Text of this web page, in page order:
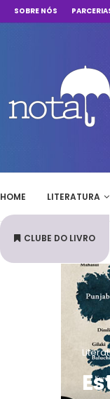
SOBRE NÓS
HOME LITERATURA
CLUBE DO LIVRO